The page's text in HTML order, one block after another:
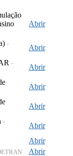
Abrir
-
Abrir
-
Abrir
Abrir
Abrir
-
Abrir
Abrir
Abrir